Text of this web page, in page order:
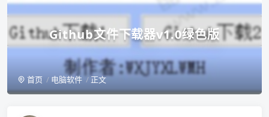
Github文件下载器v1.0绿色版
首页 电脑软件 正文